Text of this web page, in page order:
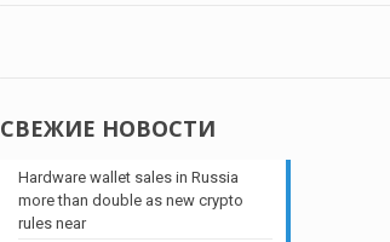
СВЕЖИЕ НОВОСТИ
Hardware wallet sales in Russia
more than double as new crypto
rules near